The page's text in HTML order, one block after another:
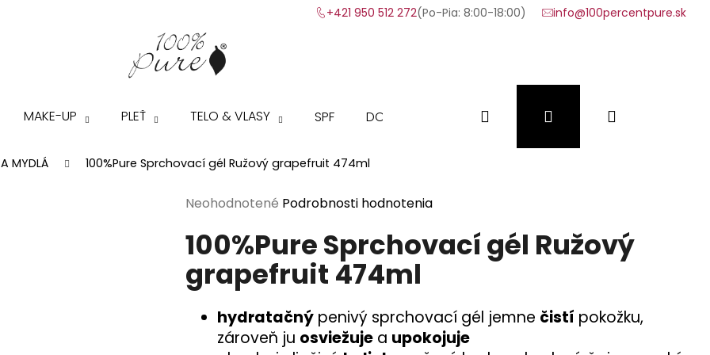
+421 950 512 272(Po-Pia: 8:00-18:00) info@100percentpure.sk
MAKE-UP PLEŤ TELO & VLASY SPF DOPLNKY VÝHODNÉ SADY VZORKY
Hľadať Prihlásenie
MYDLÁ 100%Pure Sprchovací gél Ružový grapefruit 474ml
Priemerné
produktu
je
0,0
z
hviezdičiek.
Neohodnotené Podrobnosti hodnotenia
100%Pure Sprchovací gél Ružový
grapefruit 474ml
hydratačný penivý sprchovací gél jemne čistí pokožku,
zároveň ju osviežuje a upokojuje
Čo potrebujete nájsť?